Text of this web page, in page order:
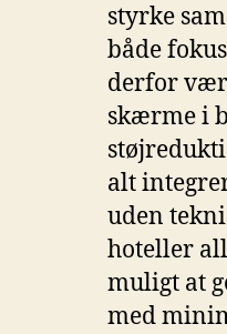
styrke
både
derfor
skærme i
alt
uden
hoteller
muligt at
med